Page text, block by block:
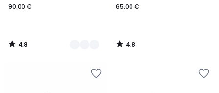
90.00 €
4,8
/
65.00 €
4,8
/